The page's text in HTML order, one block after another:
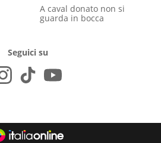
A caval donato non si
guarda in bocca
Seguici su